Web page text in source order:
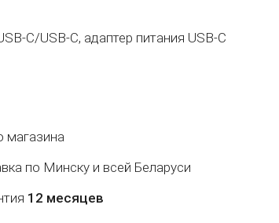
USB‑C, адаптер питания USB‑C
магазина
по Минску и всей Беларуси
12 месяцев